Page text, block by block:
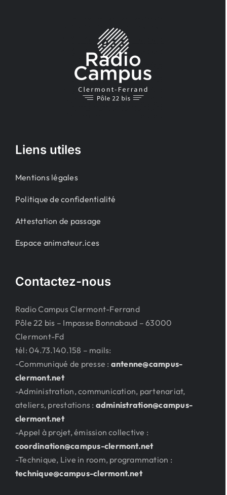
Liens utiles
Mentions légales
Politique de confidentialité
Attestation de passage
Espace animateur.ices
Contactez-nous
Radio Campus Clermont-Ferrand
Pôle 22 bis – Impasse Bonnabaud – 63000
Clermont-Fd
tél: 04.73.140.158 – mails:
-Communiqué de presse : antenne@campus-
clermont.net
-Administration, communication, partenariat,
ateliers, prestations : administration@campus-
clermont.net
-Appel à projet, émission collective :
coordination@campus-clermont.net
-Technique, Live in room, programmation :
technique@campus-clermont.net